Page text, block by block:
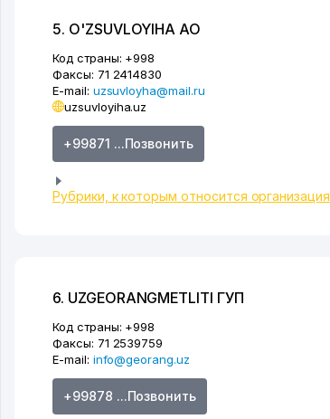
5. O'ZSUVLOYIHA АО
Код страны: +998
Факсы: 71 2414830
E-mail: uzsuvloyha@mail.ru
uzsuvloyiha.uz
+99871 ...Позвонить
Рубрики, к которым относится организация
6. UZGEORANGMETLITI ГУП
Код страны: +998
Факсы: 71 2539759
E-mail: info@georang.uz
+99878 ...Позвонить